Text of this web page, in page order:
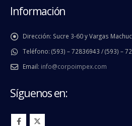
Información
Dirección: Sucre 3-60 y Vargas
Teléfono: (593) – 72836943 / (593) –
Email: info@corpoimpex.com
Síguenos en: